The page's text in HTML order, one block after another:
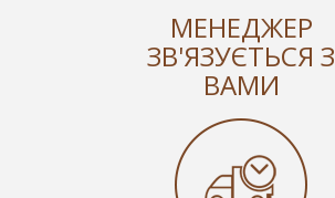
МЕНЕДЖЕР
ЗВ'ЯЗУЄТЬСЯ З
ВАМИ